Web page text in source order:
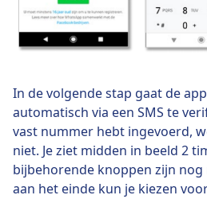
In de volgende stap gaat de
automatisch via een SMS te
vast nummer hebt ingevoerd,
niet. Je ziet midden in beeld 2
bijbehorende knoppen zijn nog
aan het einde kun je kiezen